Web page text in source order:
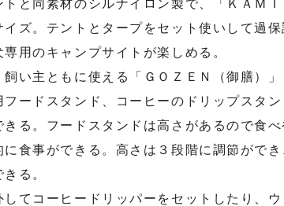
トと同素材のシルナイロン製で、「ＫＡＭ
イズ。テントとタープをセット使いして過
専用のキャンプサイトが楽しめる。
い主ともに使える「ＧＯＺＥＮ（御膳）」
フードスタンド、コーヒーのドリップスタ
きる。フードスタンドは高さがあるので食
に食事ができる。高さは３段階に調節がで
る。
てコーヒードリッパーをセットしたり、